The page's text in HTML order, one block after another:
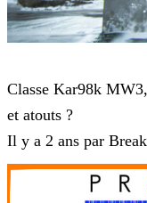
Classe Kar98k
et atouts ?
Il y a 2 ans par